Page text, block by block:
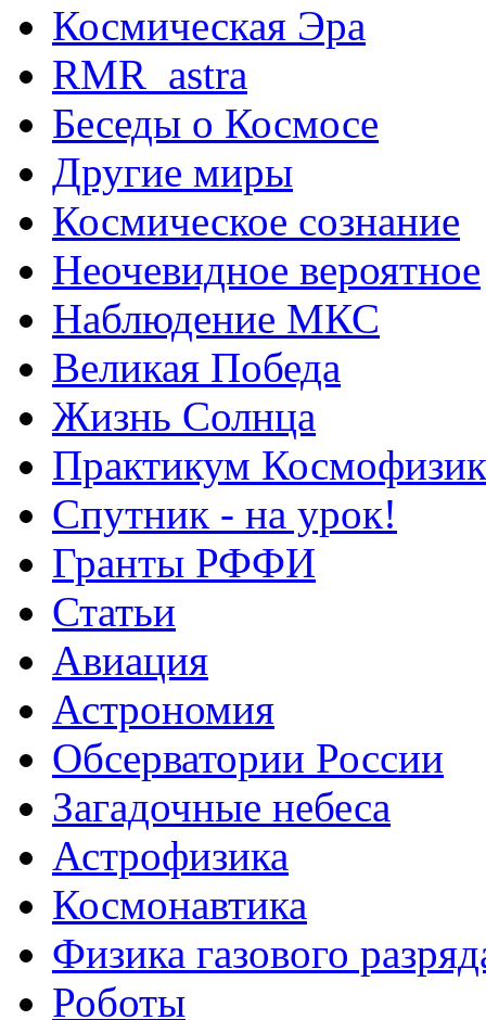
Космическая Эра
RMR_astra
Беседы о Космосе
Другие миры
Космическое сознание
Неочевидное вероятное
Наблюдение МКС
Великая Победа
Жизнь Солнца
Практикум
Спутник - на урок!
Гранты РФФИ
Статьи
Авиация
Астрономия
Обсерватории России
Загадочные небеса
Астрофизика
Космонавтика
Физика газового
Роботы